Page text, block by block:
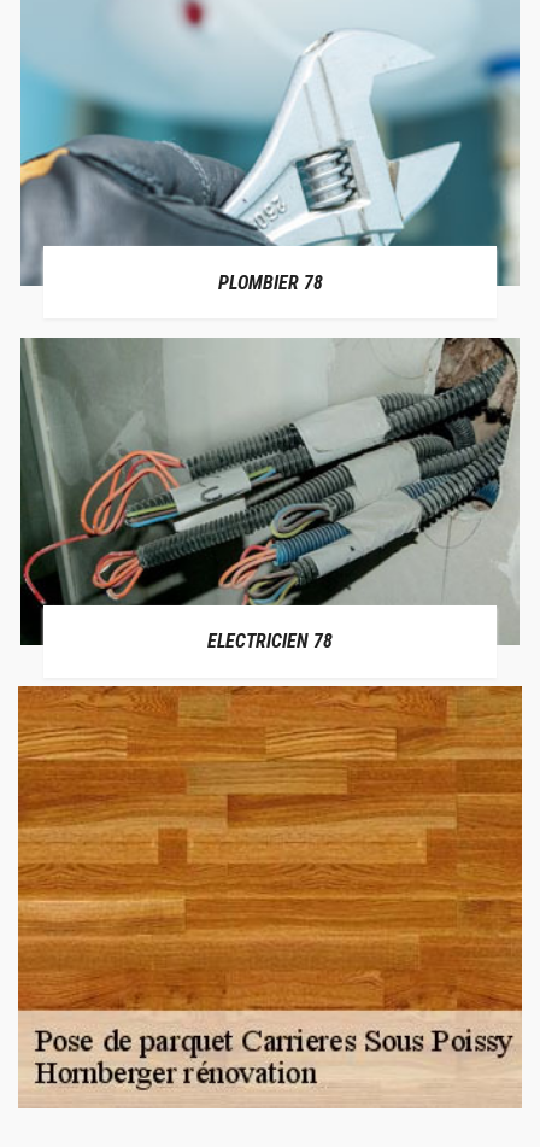
PLOMBIER 78
ELECTRICIEN 78